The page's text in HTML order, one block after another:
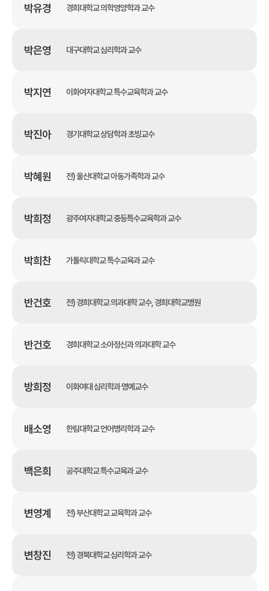
박유경 경희대학교 의학영양학과 교수
박은영 대구대학교 심리학과 교수
박지연 이화여자대학교 특수교육학과 교수
박진아 경기대학교 상담학과 초빙교수
박혜원 전) 울산대학교 아동가족학과 교수
박희정 광주여자대학교 중등특수교육학과 교수
박희찬 가톨릭대학교 특수교육과 교수
반건호 전) 경희대학교 의과대학 교수, 경희대학교병원
반건호 경희대학교 소아정신과 의과대학 교수
방희정 이화여대 심리학과 명예교수
배소영 한림대학교 언어병리학과 교수
백은희 공주대학교 특수교육과 교수
변영계 전) 부산대학교 교육학과 교수
변창진 전) 경북대학교 심리학과 교수